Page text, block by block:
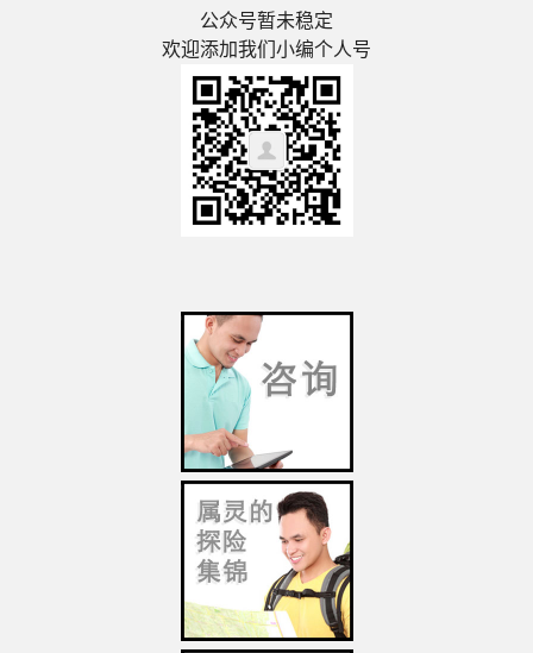
公众号暂未稳定
欢迎添加我们小编个人号